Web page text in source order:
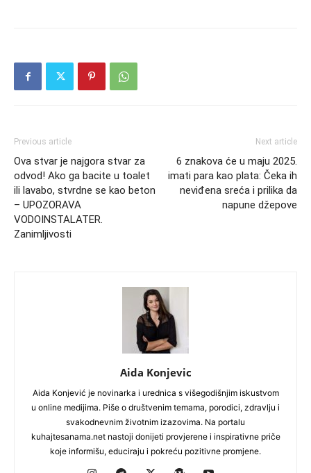
Previous article
Ova stvar je najgora stvar za
odvod! Ako ga bacite u toalet
ili lavabo, stvrdne se kao beton
– UPOZORAVA
VODOINSTALATER.
Zanimljivosti
Next article
6 znakova će u maju 2025.
imati para kao plata: Čeka ih
neviđena sreća i prilika da
napune džepove
Aida Konjevic
Aida Konjević je novinarka i urednica s višegodišnjim iskustvom
u online medijima. Piše o društvenim temama, porodici, zdravlju i
svakodnevnim životnim izazovima. Na portalu
kuhajtesanama.net nastoji donijeti provjerene i inspirativne priče
koje informišu, educiraju i pokreću pozitivne promjene.